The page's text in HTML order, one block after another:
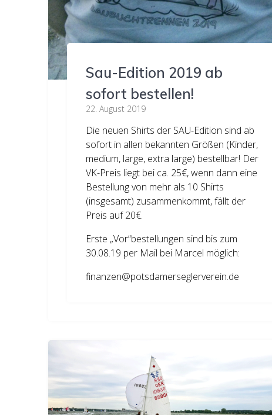
Sau-Edition 2019 ab
sofort bestellen!
22. August 2019
Die neuen Shirts der SAU-Edition sind ab
sofort in allen bekannten Größen (Kinder,
medium, large, extra large) bestellbar! Der
VK-Preis liegt bei ca. 25€, wenn dann eine
Bestellung von mehr als 10 Shirts
(insgesamt) zusammenkommt, fällt der
Preis auf 20€.
Erste „Vor“bestellungen sind bis zum
30.08.19 per Mail bei Marcel möglich:
finanzen@potsdamerseglerverein.de